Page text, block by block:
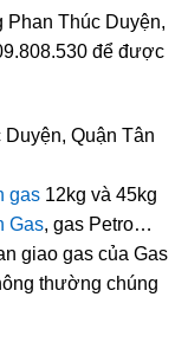
Thúc Duyện,
để được
Quận Tân
gas 12kg và 45kg
Gas, gas Petro…
giao gas của Gas
thường chúng